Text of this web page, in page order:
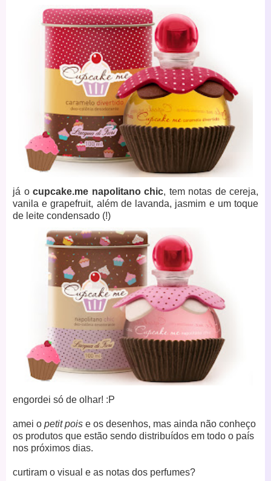
já o cupcake.me napolitano chic, tem notas de cereja,
vanila e grapefruit, além de lavanda, jasmim e um toque
de leite condensado (!)
engordei só de olhar! :P
amei o petit pois e os desenhos, mas ainda não conheço
os produtos que estão sendo distribuídos em todo o país
nos próximos dias.
curtiram o visual e as notas dos perfumes?